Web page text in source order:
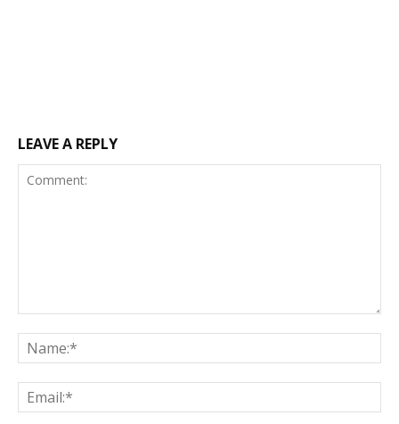
LEAVE A REPLY